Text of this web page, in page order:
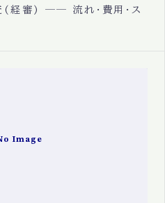
(経審) ── 流れ・費用・ス
Image